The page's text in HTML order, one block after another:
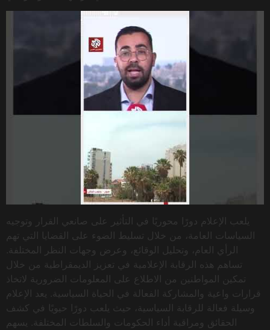
يلعب الإعلام دورًا محوريًا في التأثير على صانعي القرار وتوجيه
السياسات العامة، من خلال تسليط الضوء على القضايا التي تهم
الرأي العام، وتحليل الوقائع، وعرض وجهات النظر المختلفة.
تساهم هذه الرقابة الإعلامية في تعزيز الديمقراطية من خلال
تمكين المواطنين من الاطلاع على المعلومات الضرورية لاتخاذ
قرارات واعية والمشاركة الفعالة في الحياة السياسية. يعد الإعلام
وسيلة فعالة للرقابة السياسية، حيث يلعب دورًا حيويًا في كشف
الحقائق ومراقبة أداء الحكومات والسلطات المختلفة. يسهم